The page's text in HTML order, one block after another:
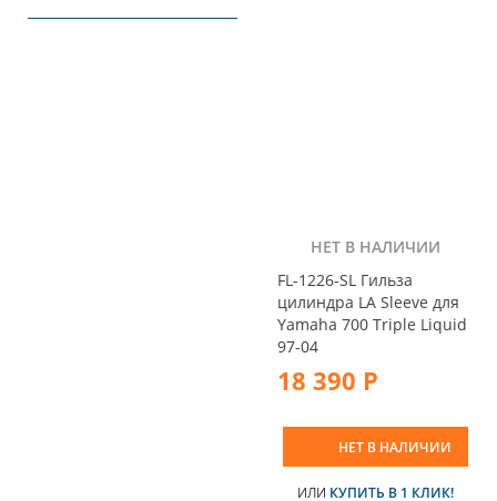
НЕТ В НАЛИЧИИ
FL-1226-SL Гильза
цилиндра LA Sleeve для
Yamaha 700 Triple Liquid
97-04
18 390 Р
НЕТ В НАЛИЧИИ
ИЛИ КУПИТЬ В 1 КЛИК!